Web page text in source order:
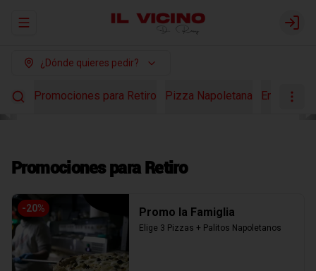
Abrir menu de navegación Login
¿Dónde quieres pedir?
Promociones para Retiro Pizza Napoletana Ensaladas
Promociones para Retiro
-20% Promo la Famiglia
Elige 3 Pizzas + Palitos Napoletanos